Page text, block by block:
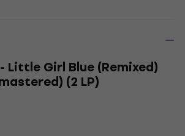
Little Girl Blue (Remixed)
(2 LP)